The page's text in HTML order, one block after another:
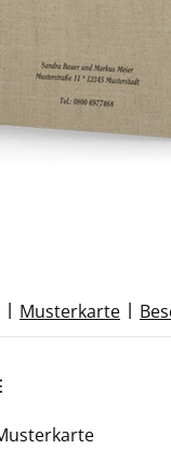
| Musterkarte |